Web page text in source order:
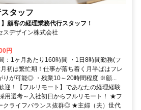
タッフ
顧客の経理業務代行スタッフ！
スデザイン株式会社
円
：1ヶ月あたり160時間 ・1日8時間勤務(フ
初は繁忙期！仕事が落ち着く月半ばはフレ
りが可能◎ ・残業10～20時間程度 ※顧...
迎！【フルリモート】であなたの経理経験
用選考～入社初日からフルリモート！ ★フ
クライフバランス抜群◎ ★主婦（夫）世代